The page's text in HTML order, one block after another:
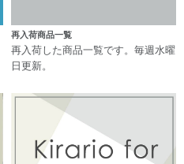
再入荷商品一覧
再入荷した商品一覧です。毎週水曜
日更新。